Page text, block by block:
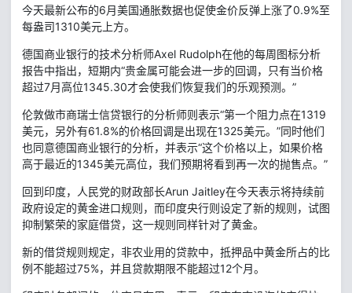
今天最新公布的6月美国通胀数据也促使金价反弹上涨了0.9%至
每盎司1310美元上方。
德国商业银行的技术分析师Axel Rudolph在他的每周图标分析
报告中指出，短期内“贵金属可能会进一步的回调，只有当价格
超过7月高位1345.30才会使我们恢复我们的乐观预测。”
伦敦做市商瑞士信贷银行的分析师则表示“第一个阻力点在1319
美元，另外有61.8%的价格回调是出现在1325美元。”同时他们
也同意德国商业银行的分析，并表示“这个价格以上，如果价格
高于最近的1345美元高位，我们预期将看到再一次的抛售点。”
回到印度，人民党的财政部长Arun Jaitley在今天表示将持续前
政府设定的黄金进口规则，而印度央行则设定了新的规则，试图
抑制繁荣的家庭借贷，这一规则同样针对了黄金。
新的借贷规则规定，非农业用的贷款中，抵押品中黄金所占的比
例不能超过75%，并且贷款期限不能超过12个月。